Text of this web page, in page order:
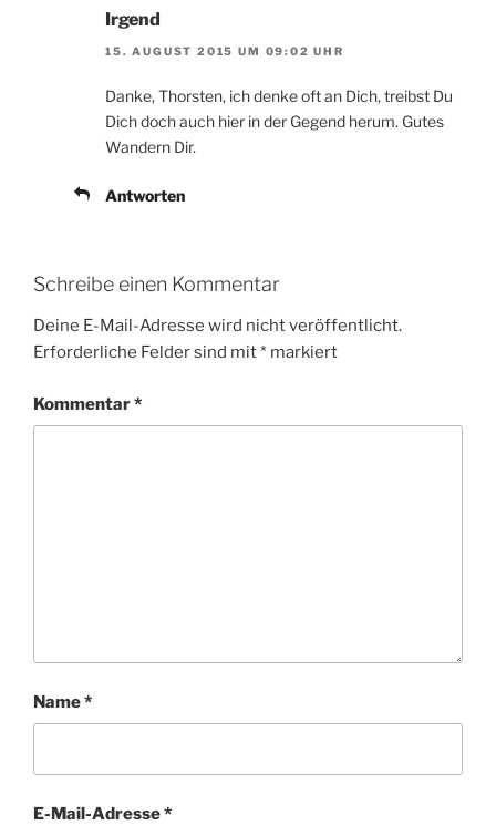
Irgend
15. AUGUST 2015 UM 09:02 UHR
Danke, Thorsten, ich denke oft an Dich, treibst Du
Dich doch auch hier in der Gegend herum. Gutes
Wandern Dir.
Antworten
Schreibe einen Kommentar
Deine E-Mail-Adresse wird nicht veröffentlicht.
Erforderliche Felder sind mit* markiert
Kommentar*
Name*
E-Mail-Adresse*